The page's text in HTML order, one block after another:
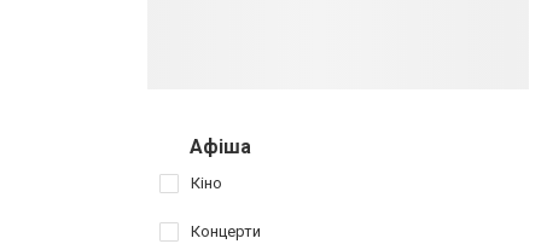
Афіша
Кіно
Концерти